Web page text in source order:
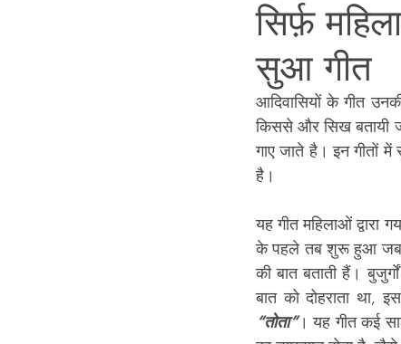
Weather Freedom Fighters
Literature Media
सिर्फ़
सुआ गीत
आदिवासियों के गीत
किससे और सिख बतायी
गाए जाते है। इन गीतों
है।
यह गीत महिलाओं
के पहले तब शुरू हुआ जब
की बात बताती हैं।
“तोता”। यह गीत कई